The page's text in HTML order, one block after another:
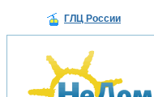
ГЛЦ России